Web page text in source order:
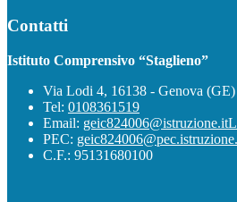
Contatti
Istituto Comprensivo “Staglieno”
Via Lodi 4, 16138 - Genova (GE)
Tel: 0108361519
Email: geic824006@istruzione.it
PEC:
C.F.: 95131680100